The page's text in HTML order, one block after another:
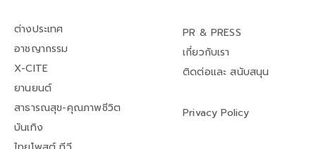
ต่างประเทศ
อาชญากรรม
X-CITE
ยานยนต์
สาธารณสุข-คุณภาพชีวิต
บันเทิง
PR & PRESS
เกี่ยวกับเรา
ติดต่อและ สนับสนุน
Privacy Policy